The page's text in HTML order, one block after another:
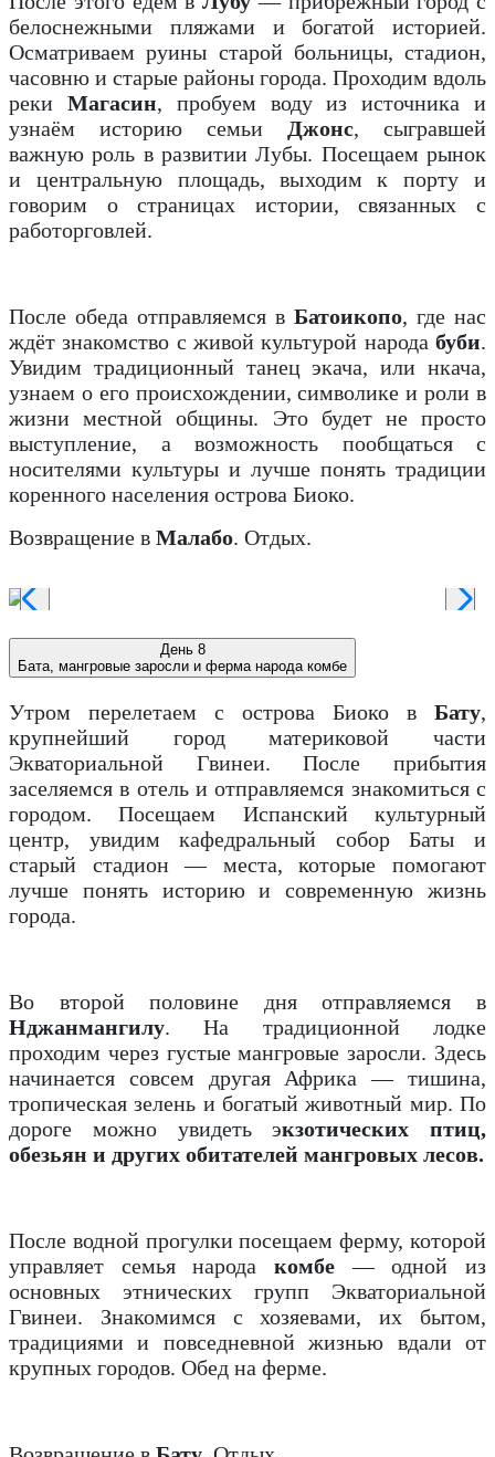
белоснежными пляжами и богатой историей.
Осматриваем руины старой больницы, стадион,
часовню и старые районы города. Проходим вдоль
реки Магасин, пробуем воду из источника и
узнаём историю семьи Джонс, сыгравшей
важную роль в развитии Лубы. Посещаем рынок
и центральную площадь, выходим к порту и
говорим о страницах истории, связанных с
работорговлей.
После обеда отправляемся в Батоикопо, где нас
ждёт знакомство с живой культурой народа буби.
Увидим традиционный танец экача, или нкача,
узнаем о его происхождении, символике и роли в
жизни местной общины. Это будет не просто
выступление, а возможность пообщаться с
носителями культуры и лучше понять традиции
коренного населения острова Биоко.
Возвращение в Малабо. Отдых.
День 8
Бата, мангровые заросли и ферма народа комбе
Утром перелетаем с острова Биоко в Бату,
крупнейший город материковой части
Экваториальной Гвинеи. После прибытия
заселяемся в отель и отправляемся знакомиться с
городом.Посещаем Испанский культурный
центр, увидим кафедральный собор Баты и
старый стадион — места, которые помогают
лучше понять историю и современную жизнь
города.
Во второй половине дня отправляемся в
Нджанмангилу. На традиционной лодке
проходим через густые мангровые заросли. Здесь
начинается совсем другая Африка — тишина,
тропическая зелень и богатый животный мир. По
дороге можно увидеть экзотических птиц,
обезьян и других обитателей мангровых лесов.
После водной прогулки посещаем ферму, которой
управляет семья народа комбе— одной из
основных этнических групп Экваториальной
Гвинеи. Знакомимся с хозяевами, их бытом,
традициями и повседневной жизнью вдали от
крупных городов. Обед на ферме.